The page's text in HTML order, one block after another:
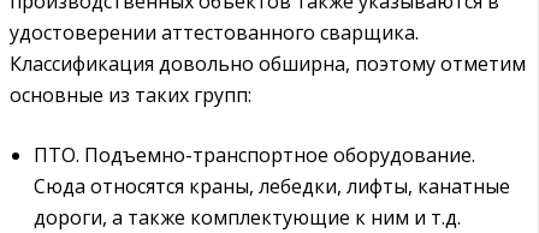
удостоверении аттестованного сварщика.
Классификация довольно обширна, поэтому отметим
основные из таких групп:
ПТО. Подъемно-транспортное оборудование.
Сюда относятся краны, лебедки, лифты, канатные
дороги, а также комплектующие к ним и т.д.